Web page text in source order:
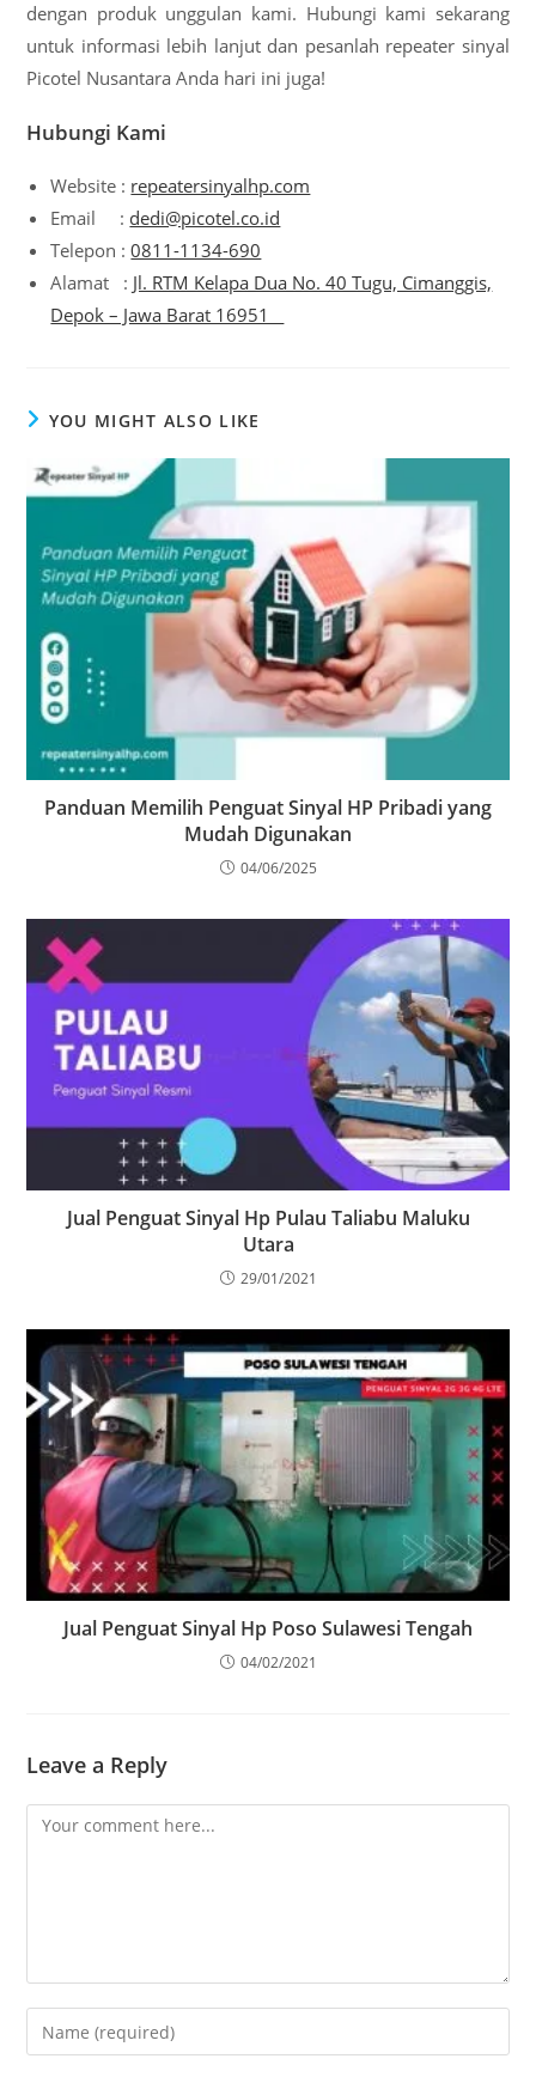
dengan produk unggulan kami. Hubungi kami sekarang
untuk informasi lebih lanjut dan pesanlah repeater sinyal
Picotel Nusantara Anda hari ini juga!
Hubungi Kami
Website : repeatersinyalhp.com
Email : dedi@picotel.co.id
Telepon :0811-1134-690
Alamat : Jl. RTM Kelapa Dua No. 40 Tugu, Cimanggis,
Depok – Jawa Barat 16951
YOU MIGHT ALSO LIKE
Panduan Memilih Penguat Sinyal HP Pribadi yang
Mudah Digunakan
04/06/2025
Jual Penguat Sinyal Hp Pulau Taliabu Maluku
Utara
29/01/2021
Jual Penguat Sinyal Hp Poso Sulawesi Tengah
04/02/2021
Leave a Reply
Comment
Enter
your